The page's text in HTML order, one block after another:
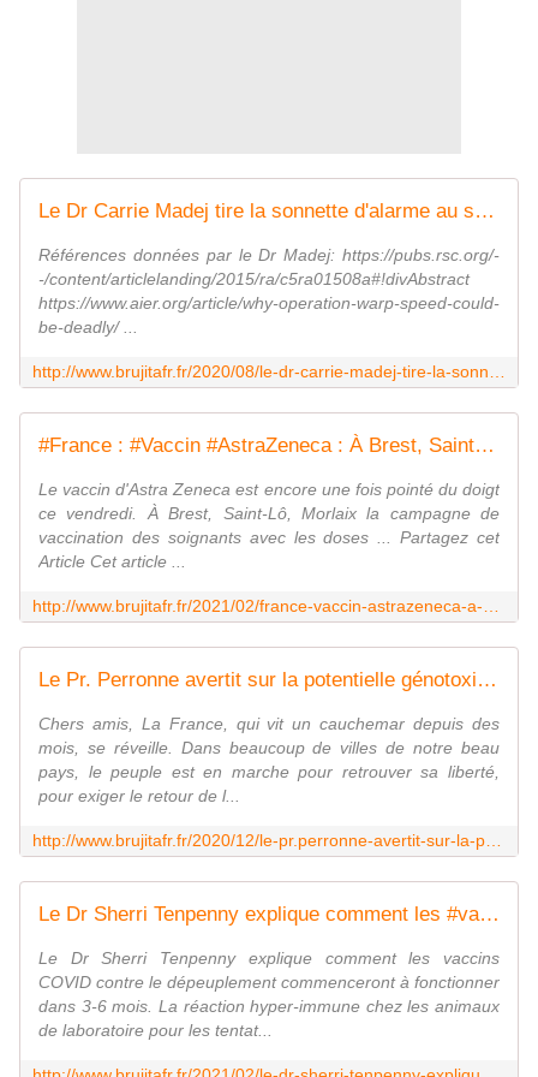
Le Dr Carrie Madej tire la sonnette d'alarme au sujet de la nanotechnologie dans le vaccin COVID-19 - MOINS de BIENS PLUS de LIENS
Références données par le Dr Madej: https://pubs.rsc.org/-
-/content/articlelanding/2015/ra/c5ra01508a#!divAbstract
https://www.aier.org/article/why-operation-warp-speed-could-
be-deadly/ ...
#France : #Vaccin #AstraZeneca : À Brest, Saint-Lô, Morlaix la campagne de vaccination des soignants est suspendue à cause des nombreux effets secondaires - MOINS de BIENS PLUS de LIENS
Le vaccin d'Astra Zeneca est encore une fois pointé du doigt
ce vendredi. À Brest, Saint-Lô, Morlaix la campagne de
vaccination des soignants avec les doses ... Partagez cet
Article Cet article ...
Le Pr. Perronne avertit sur la potentielle génotoxicité des #vaccins #COVID - MOINS de BIENS PLUS de LIENS
Chers amis, La France, qui vit un cauchemar depuis des
mois, se réveille. Dans beaucoup de villes de notre beau
pays, le peuple est en marche pour retrouver sa liberté,
pour exiger le retour de l...
Le Dr Sherri Tenpenny explique comment les #vaccins #COVID contre le dépeuplement commenceront à fonctionner dans 3-6 mois. - MOINS de BIENS PLUS de LIENS
Le Dr Sherri Tenpenny explique comment les vaccins
COVID contre le dépeuplement commenceront à fonctionner
dans 3-6 mois. La réaction hyper-immune chez les animaux
de laboratoire pour les tentat...